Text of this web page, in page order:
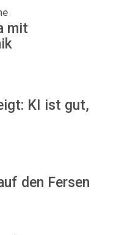
mit
KI ist gut,
den Fersen